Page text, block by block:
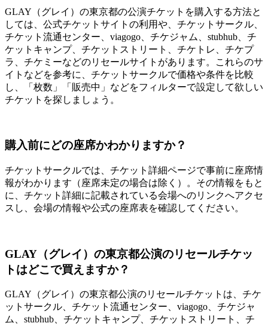
GLAY（グレイ）の東京都の公演チケットを購入する方法と
しては、公式チケットサイトの利用や、チケットサークル、
チケット流通センター、viagogo、チケジャム、stubhub、チ
ケットキャンプ、チケットストリート、チケトレ、チケプ
ラ、チケミーなどのリセールサイトがあります。これらのサ
イトなどを参考に、チケットサークルで価格や条件を比較
し、「枚数」「販売中」などをフィルターで設定して欲しい
チケットを探しましょう。
購入前にどの座席かわかりますか？
チケットサークルでは、チケット詳細ページで事前に座席情
報がわかります（座席未定の場合は除く）。その情報をもと
に、チケット詳細に記載されている会場へのリンクへアクセ
スし、会場の情報や公式の座席表を確認してください。
GLAY（グレイ）の東京都公演のリセールチケッ
トはどこで買えますか？
GLAY（グレイ）の東京都公演のリセールチケットは、チケ
ットサークル、チケット流通センター、viagogo、チケジャ
ム、stubhub、チケットキャンプ、チケットストリート、チ